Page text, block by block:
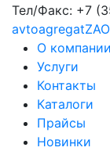
Тел/Факс: +7
О компании
Услуги
Контакты
Каталоги
Прайсы
Новинки